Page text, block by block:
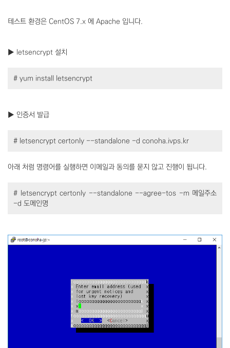
테스트 환경은 CentOS 7.x 에 Apache 입니다.
▶ letsencrypt 설치
# yum install letsencrypt
▶ 인증서 발급
# letsencrypt certonly --standalone -d conoha.ivps.kr
아래 처럼 명령어를 실행하면 이메일과 동의를 묻지 않고 진행이 됩니다.
# letsencrypt certonly --standalone --agree-tos -m 메일주소
-d 도메인명